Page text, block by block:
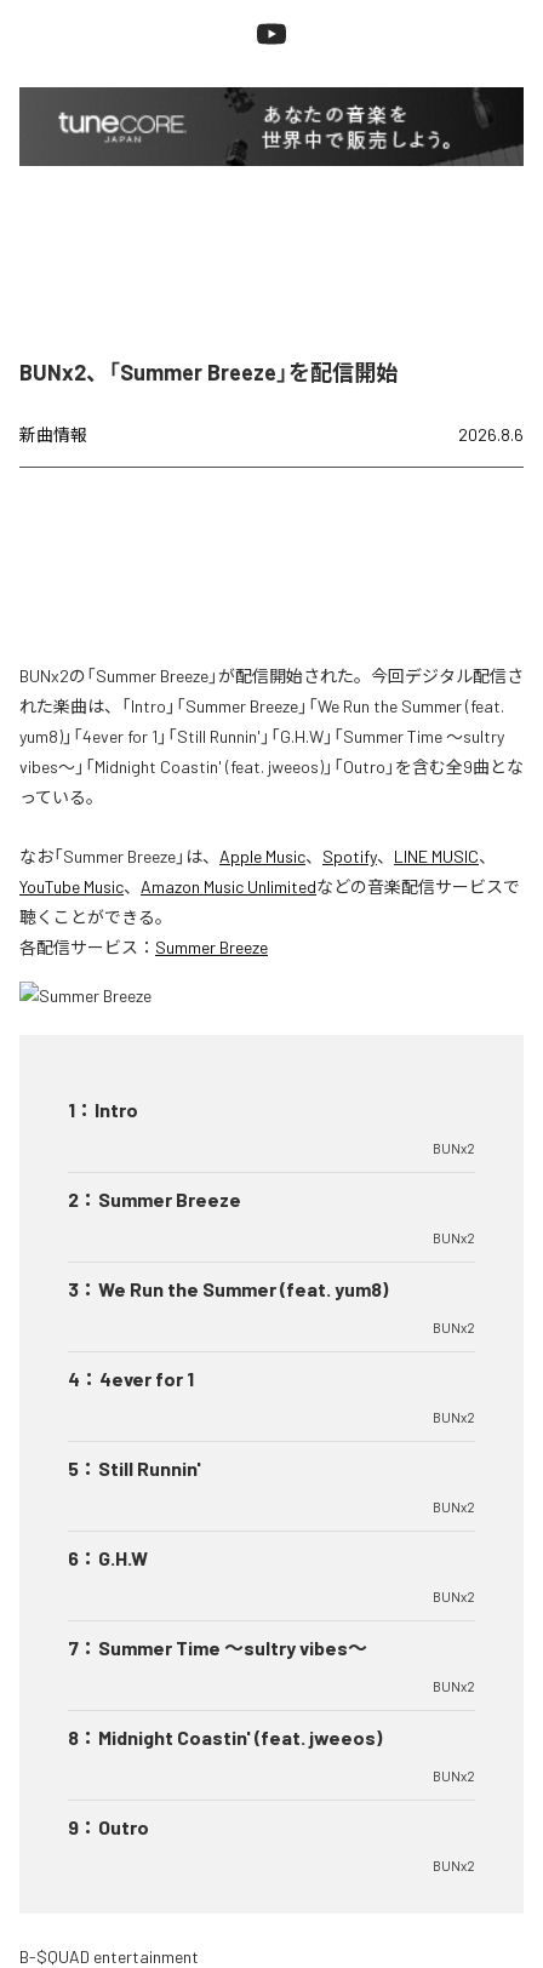
BUNx2、「Summer Breeze」を配信開始
新曲情報 2026.8.6
BUNx2の「Summer Breeze」が配信開始された。今回デジタル配信さ
れた楽曲は、「Intro」「Summer Breeze」「We Run the Summer (feat.
yum8)」「4ever for 1」「Still Runnin'」「G.H.W」「Summer Time 〜sultry
vibes〜」「Midnight Coastin' (feat. jweeos)」「Outro」を含む全9曲とな
っている。
なお「Summer Breeze」は、 Apple Music、 Spotify、 LINE MUSIC、
YouTube Music、 Amazon Music Unlimitedなどの音楽配信サービスで
聴くことができる。
各配信サービス： Summer Breeze
1 ： Intro
BUNx2
2 ： Summer Breeze
BUNx2
3 ： We Run the Summer (feat. yum8)
BUNx2
4 ： 4ever for 1
BUNx2
5 ： Still Runnin'
BUNx2
6 ： G.H.W
BUNx2
7 ： Summer Time 〜sultry vibes〜
BUNx2
8 ： Midnight Coastin' (feat. jweeos)
BUNx2
9 ： Outro
BUNx2
B-$QUAD entertainment